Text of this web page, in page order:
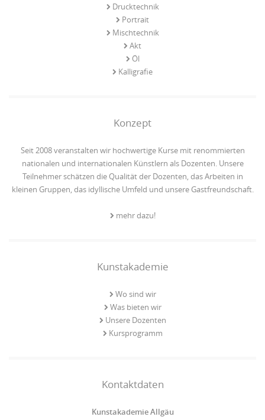
Drucktechnik
Portrait
Mischtechnik
Akt
Öl
Kalligrafie
Konzept
Seit 2008 veranstalten wir hochwertige Kurse mit renommierten
nationalen und internationalen Künstlern als Dozenten. Unsere
Teilnehmer schätzen die Qualität der Dozenten, das Arbeiten in
kleinen Gruppen, das idyllische Umfeld und unsere Gastfreundschaft.
mehr dazu!
Kunstakademie
Wo sind wir
Was bieten wir
Unsere Dozenten
Kursprogramm
Kontaktdaten
Kunstakademie Allgäu